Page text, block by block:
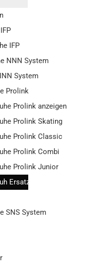
IFP
NNN System
System
Prolink
Prolink anzeigen
Prolink Skating
Prolink Classic
Prolink Combi
Prolink Junior
Ersatzteile
SNS System